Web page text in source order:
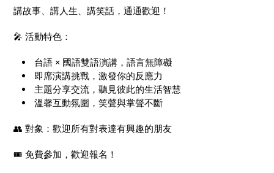
講故事、講人生、講笑話，通通歡迎！
🎤 活動特色：
台語 × 國語雙語演講，語言無障礙
即席演講挑戰，激發你的反應力
主題分享交流，聽見彼此的生活智慧
溫馨互動氛圍，笑聲與掌聲不斷
👥 對象：歡迎所有對表達有興趣的朋友
🎟️ 免費參加，歡迎報名！